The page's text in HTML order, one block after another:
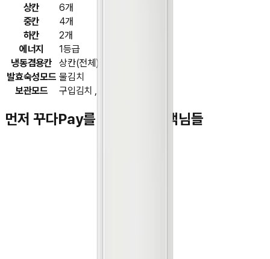
상칸
6개
중칸
4개
하칸
2개
에너지
1등급
냉동겸용칸
상칸(전체)
발효숙성모드 물김치
보관모드
구입김치 , 저염김치 , 야채
먼저 꾸다Pay를 이용하신 고객님들